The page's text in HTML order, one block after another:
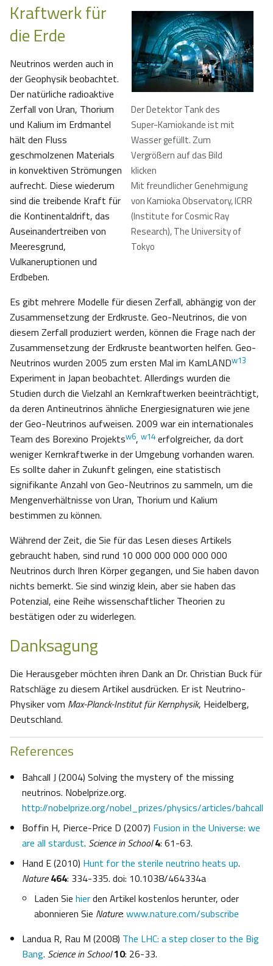
Der Detektor Tank des
Super-Kamiokande ist mit
Wasser gefüllt. Zum
Vergrößern auf das Bild
klicken
Mit freundlicher Genehmigung
von Kamioka Observatory, ICRR
(Institute for Cosmic Ray
Research), The University of
Tokyo
Kraftwerk für
die Erde
Neutrinos werden auch in
der Geophysik beobachtet.
Der natürliche radioaktive
Zerfall von Uran, Thorium
und Kalium im Erdmantel
hält den Fluss
geschmolzenen Materials
in konvektiven Strömungen
aufrecht. Diese wiederum
sind die treibende Kraft für
die Kontinentaldrift, das
Auseinandertreiben von
Meeresgrund,
Vulkaneruptionen und
Erdbeben.
Es gibt mehrere Modelle für diesen Zerfall, abhängig von der
Zusammensetzung der Erdkruste. Geo-Neutrinos, die von
diesem Zerfall produziert werden, können die Frage nach der
Zusammensetzung der Erdkruste beantworten helfen. Geo-
Neutrinos wurden 2005 zum ersten Mal im KamLANDw13
Experiment in Japan beobachtet. Allerdings wurden die
Studien durch die Vielzahl an Kernkraftwerken beeinträchtigt,
da deren Antineutrinos ähnliche Energiesignaturen wie jene
der Geo-Neutrinos aufweisen. 2009 war ein internationales
Team des Borexino Projektsw6, w14 erfolgreicher, da dort
weniger Kernkraftwerke in der Umgebung vorhanden waren.
Es sollte daher in Zukunft gelingen, eine statistisch
signifikante Anzahl von Geo-Neutrinos zu sammeln, um die
Mengenverhältnisse von Uran, Thorium und Kalium
bestimmen zu können.
Während der Zeit, die Sie für das Lesen dieses Artikels
gebraucht haben, sind rund 10 000 000 000 000 000
Neutrinos durch Ihren Körper gegangen, und Sie haben davon
nichts bemerkt. Sie sind winzig klein, aber sie haben das
Potenzial, eine Reihe wissenschaftlicher Theorien zu
bestätigen oder zu widerlegen.
Danksagung
Die Herausgeber möchten ihren Dank an Dr. Christian Buck für
Ratschläge zu diesem Artikel ausdrücken. Er ist Neutrino-
Physiker vom Max-Planck-Institut für Kernphysik, Heidelberg,
Deutschland.
References
Bahcall J (2004) Solving the mystery of the missing
neutrinos. Nobelprize.org.
http://nobelprize.org/nobel_prizes/physics/articles/bahcall
Boffin H, Pierce-Price D (2007) Fusion in the Universe: we
are all stardust. Science in School 4: 61-63.
Hand E (2010) Hunt for the sterile neutrino heats up.
Nature 464: 334-335. doi: 10.1038/464334a
Laden Sie hierden Artikel kostenlos herunter, oder
abonnieren Sie Nature: www.nature.com/subscribe
Landua R, Rau M (2008) The LHC: a step closer to the Big
Bang. Science in School10: 26-33.